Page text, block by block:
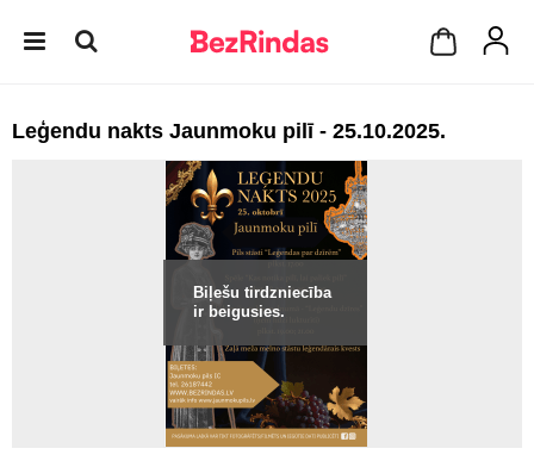
Leģendu nakts Jaunmoku pilī - 25.10.2025.
Biļešu tirdzniecība
ir beigusies.